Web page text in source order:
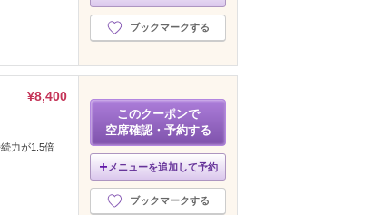
ブックマークする
¥8,400
力が1.5倍
このクーポンで
空席確認・予約する
メニューを追加して予約
ブックマークする